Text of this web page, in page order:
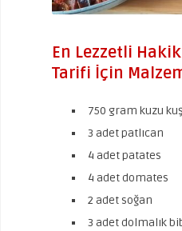
En Lezzetli
Tarifi İçin
750 gram kuzu
3 adet patlıcan
4 adet patates
4 adet domates
2 adet soğan
3 adet dolmalık